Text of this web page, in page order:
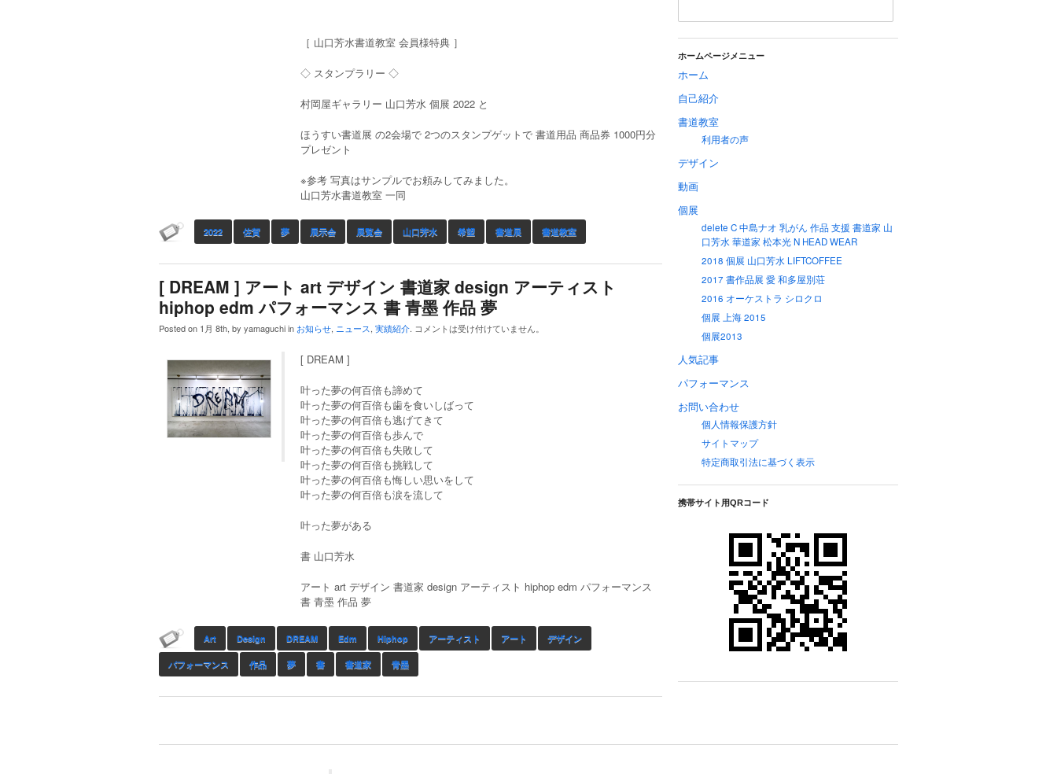
［ 山口芳水書道教室 会員様特典 ］
◇ スタンプラリー ◇
村岡屋ギャラリー 山口芳水 個展 2022 と
ほうすい書道展 の2会場で 2つのスタンプゲットで 書道用品 商品券 1000円分
プレゼント
※参考 写真はサンプルでお頼みしてみました。
山口芳水書道教室 一同
2022 佐賀 夢 展示会 展覧会 山口芳水 希望 書道展 書道教室
[ DREAM ] アート art デザイン 書道家 design アーティスト
hiphop edm パフォーマンス 書 青墨 作品 夢
Posted on 1月 8th, by yamaguchi in お知らせ, ニュース, 実績紹介. コメントは受け付けていません。
[ DREAM ]
叶った夢の何百倍も諦めて
叶った夢の何百倍も歯を食いしばって
叶った夢の何百倍も逃げてきて
叶った夢の何百倍も歩んで
叶った夢の何百倍も失敗して
叶った夢の何百倍も挑戦して
叶った夢の何百倍も悔しい思いをして
叶った夢の何百倍も涙を流して
叶った夢がある
書 山口芳水
アート art デザイン 書道家 design アーティスト hiphop edm パフォーマンス
書 青墨 作品 夢
Art Design DREAM Edm Hiphop アーティスト アート デザイン
パフォーマンス 作品 夢 書 書道家 青墨
ホームページメニュー
ホーム
自己紹介
書道教室
利用者の声
デザイン
動画
個展
delete C 中島ナオ 乳がん 作品 支援 書道家 山
口芳水 華道家 松本光 N HEAD WEAR
2018 個展 山口芳水 LIFTCOFFEE
2017 書作品展 愛 和多屋別荘
2016 オーケストラ シロクロ
個展 上海 2015
個展2013
人気記事
パフォーマンス
お問い合わせ
個人情報保護方針
サイトマップ
特定商取引法に基づく表示
携帯サイト用QRコード